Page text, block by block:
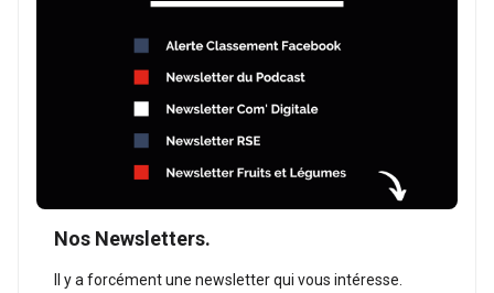
Nos Newsletters.
Il y a forcément une newsletter qui vous intéresse.